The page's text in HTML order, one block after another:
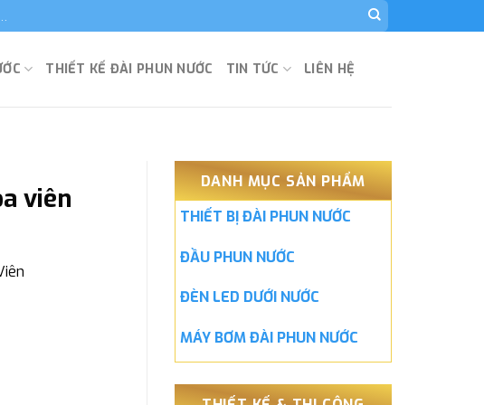
THIẾT KẾ ĐÀI PHUN NƯỚC TIN TỨC LIÊN HỆ
DANH MỤC SẢN PHẨM
THIẾT BỊ ĐÀI PHUN NƯỚC
ĐẦU PHUN NƯỚC
ĐÈN LED DƯỚI NƯỚC
MÁY BƠM ĐÀI PHUN NƯỚC
viên